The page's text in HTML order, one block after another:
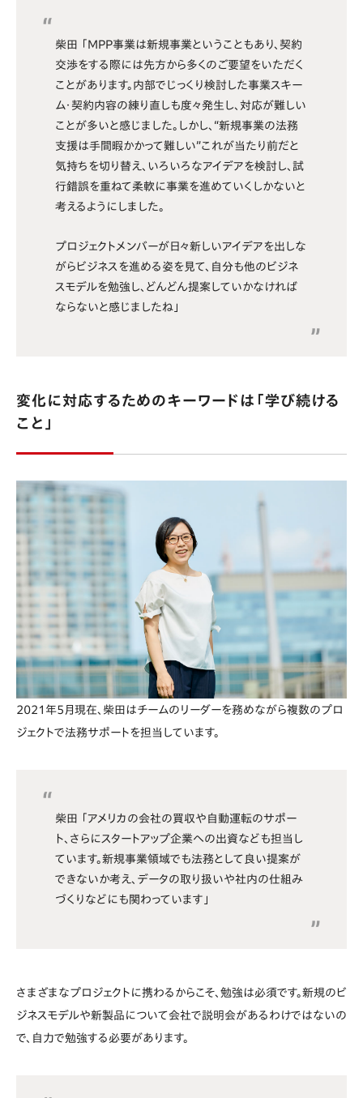
柴田 「MPP事業は新規事業ということもあり、契約
交渉をする際には先方から多くのご要望をいただく
ことがあります。内部でじっくり検討した事業スキー
ム・契約内容の練り直しも度々発生し、対応が難しい
ことが多いと感じました。しかし、“新規事業の法務
支援は手間暇かかって難しい”これが当たり前だと
気持ちを切り替え、いろいろなアイデアを検討し、試
行錯誤を重ねて柔軟に事業を進めていくしかないと
考えるようにしました。
プロジェクトメンバーが日々新しいアイデアを出しな
がらビジネスを進める姿を見て、自分も他のビジネ
スモデルを勉強し、どんどん提案していかなければ
ならないと感じましたね」
変化に対応するためのキーワードは「学び続ける
こと」
2021年5月現在、柴田はチームのリーダーを務めながら複数のプロ
ジェクトで法務サポートを担当しています。
柴田 「アメリカの会社の買収や自動運転のサポー
ト、さらにスタートアップ企業への出資なども担当し
ています。新規事業領域でも法務として良い提案が
できないか考え、データの取り扱いや社内の仕組み
づくりなどにも関わっています」
さまざまなプロジェクトに携わるからこそ、勉強は必須です。新規のビ
ジネスモデルや新製品について会社で説明会があるわけではないの
で、自力で勉強する必要があります。